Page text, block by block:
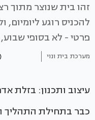
זהו בית שנוצר מתוך
להכניס רוגע ליומיום,
פרטי - לא בסופי
מערכת בית ונוי
עיצוב ותכנון: בזלת
כבר בתחילת התהליך